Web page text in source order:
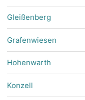
Gleißenberg
Grafenwiesen
Hohenwarth
Konzell